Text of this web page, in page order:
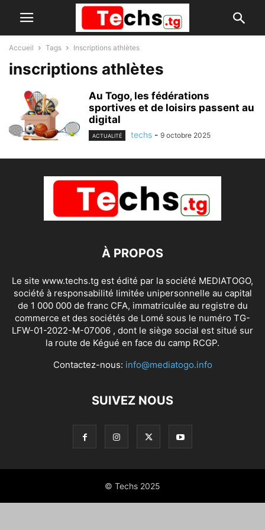
Accueil Tags Inscriptions athlètes
inscriptions athlètes
Au Togo, les fédérations
sportives et de loisirs passent au
digital
ACTUALITÉ techs - 9 octobre 2025
À PROPOS
Le site www.techs.tg est édité par la société MEDIATOGO,
société à responsabilité limitée unipersonnelle au capital
de 1 000 000 de franc CFA, immatriculée au registre du
commerce et des sociétés de Lomé sous le numéro TG-
LFW-01-2022-M-07006 , dont le siège social est situé sur
la route de Kégué en face du camp RCGP.
Contactez-nous: info@mediatogo.info
SUIVEZ NOUS
© Techs 2025